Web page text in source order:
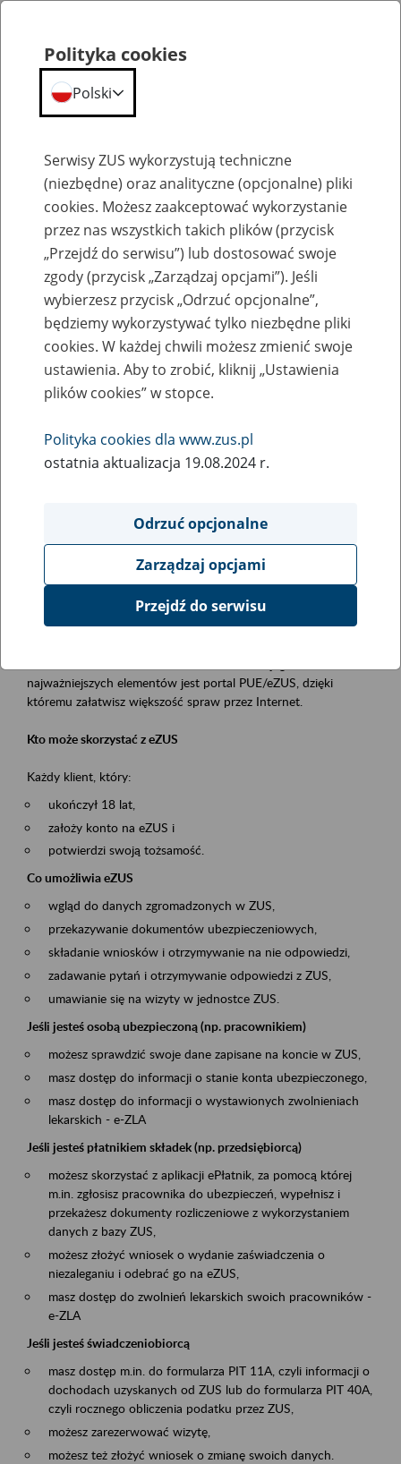
Szkolenia
Zaproś ZUS do siebie - zakładanie profili
eZUS w siedzibie Twojej firmy
Rodzaj wydarzenia
Szkolenia
Obszar merytoryczny
obsługa klientów
Opis wydarzenia
Platforma Usług Elektronicznych ZUS eZUS
najważniejszych elementów jest portal PUE/eZUS, dzięki
któremu załatwisz większość spraw przez Internet.
Kto może skorzystać z eZUS
Każdy klient, który:
ukończył 18 lat,
założy konto na eZUS i
potwierdzi swoją tożsamość.
Co umożliwia eZUS
wgląd do danych zgromadzonych w ZUS,
przekazywanie dokumentów ubezpieczeniowych,
składanie wniosków i otrzymywanie na nie odpowiedzi,
zadawanie pytań i otrzymywanie odpowiedzi z ZUS,
umawianie się na wizyty w jednostce ZUS.
Jeśli jesteś osobą ubezpieczoną (np. pracownikiem)
możesz sprawdzić swoje dane zapisane na koncie w ZUS,
masz dostęp do informacji o stanie konta ubezpieczonego,
masz dostęp do informacji o wystawionych zwolnieniach
lekarskich - e-ZLA
Jeśli jesteś płatnikiem składek (np. przedsiębiorcą)
możesz skorzystać z aplikacji ePłatnik, za pomocą której
m.in. zgłosisz pracownika do ubezpieczeń, wypełnisz i
przekażesz dokumenty rozliczeniowe z wykorzystaniem
danych z bazy ZUS,
możesz złożyć wniosek o wydanie zaświadczenia o
niezaleganiu i odebrać go na eZUS,
masz dostęp do zwolnień lekarskich swoich pracowników -
e-ZLA
Jeśli jesteś świadczeniobiorcą
masz dostęp m.in. do formularza PIT 11A, czyli informacji o
dochodach uzyskanych od ZUS lub do formularza PIT 40A,
czyli rocznego obliczenia podatku przez ZUS,
możesz zarezerwować wizytę,
możesz też złożyć wniosek o zmianę swoich danych.
Polityka cookies
Polski
Serwisy ZUS wykorzystują techniczne
(niezbędne) oraz analityczne (opcjonalne) pliki
cookies. Możesz zaakceptować wykorzystanie
przez nas wszystkich takich plików (przycisk
„Przejdź do serwisu”) lub dostosować swoje
zgody (przycisk „Zarządzaj opcjami”). Jeśli
wybierzesz przycisk „Odrzuć opcjonalne”,
będziemy wykorzystywać tylko niezbędne pliki
cookies. W każdej chwili możesz zmienić swoje
ustawienia. Aby to zrobić, kliknij „Ustawienia
plików cookies” w stopce.
Polityka cookies dla www.zus.pl
ostatnia aktualizacja 19.08.2024 r.
Odrzuć opcjonalne
Zarządzaj opcjami
Przejdź do serwisu